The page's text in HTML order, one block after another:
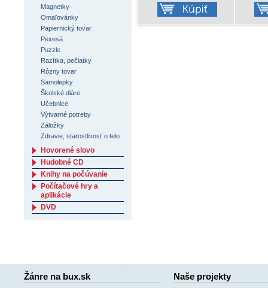
Magnetky
Omaľovánky
Papiernický tovar
Pexesá
Puzzle
Razítka, pečiatky
Rôzny tovar
Samolepky
Školské diáre
Učebnice
Výtvarné potreby
Záložky
Zdravie, starostlivosť o telo
Hovorené slovo
Hudobné CD
Knihy na počúvanie
Počítačové hry a
aplikácie
DVD
Žánre na bux.sk Naše projekty